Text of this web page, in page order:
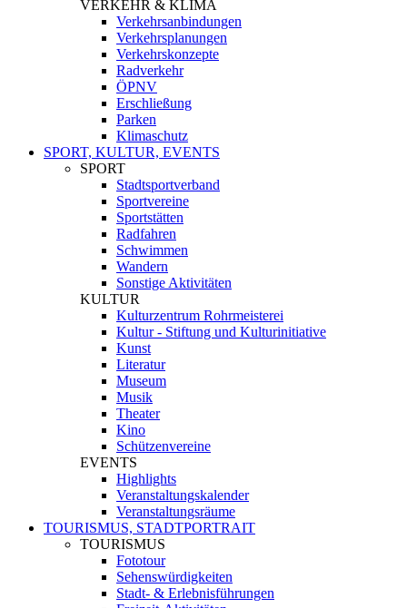
VERKEHR & KLIMA
Verkehrsanbindungen
Verkehrsplanungen
Verkehrskonzepte
Radverkehr
ÖPNV
Erschließung
Parken
Klimaschutz
SPORT, KULTUR, EVENTS
SPORT
Stadtsportverband
Sportvereine
Sportstätten
Radfahren
Schwimmen
Wandern
Sonstige Aktivitäten
KULTUR
Kulturzentrum Rohrmeisterei
Kultur - Stiftung und Kulturinitiative
Kunst
Literatur
Museum
Musik
Theater
Kino
Schützenvereine
EVENTS
Highlights
Veranstaltungskalender
Veranstaltungsräume
TOURISMUS, STADTPORTRAIT
TOURISMUS
Fototour
Sehenswürdigkeiten
Stadt- & Erlebnisführungen